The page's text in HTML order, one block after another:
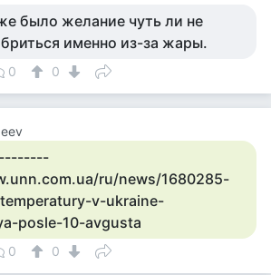
было желание чуть ли не
именно из-за жары.
0 0
ru/news/1680285-
v-ukraine-
posle-10-avgusta
0 0